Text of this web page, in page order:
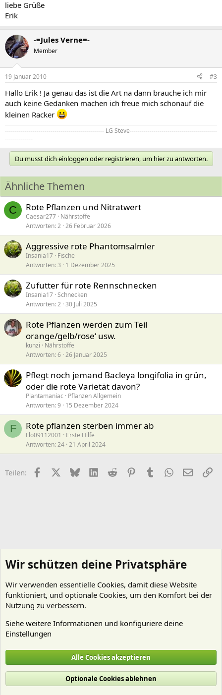
liebe Grüße
Erik
-=Jules Verne=-
Member
19 Januar 2010 #3
Hallo Erik ! Ja genau das ist die Art na dann brauche ich mir
auch keine Gedanken machen ich freue mich schonauf die
kleinen Racker
-------------------------------------------------- LG Steve--------------------------------------------
--------------
Du musst dich einloggen oder registrieren, um hier zu antworten.
Ähnliche Themen
C Rote Pflanzen und Nitratwert
Caesar277 Nährstoffe
Antworten 2 26 Februar 2026
Aggressive rote Phantomsalmler
Insania17 Fische
Antworten 3 1 Dezember 2025
Zufutter für rote Rennschnecken
Insania17 Schnecken
Antworten 2 30 Juli 2025
Rote Pflanzen werden zum Teil
orange/gelb/rose‘ usw.
kunzi
Nährstoffe
Antworten 6 26 Januar 2025
Pflegt noch jemand Bacleya longifolia in grün,
oder die rote Varietät davon?
Plantamaniac
Pflanzen Allgemein
Antworten 9 15 Dezember 2024
F Rote pflanzen sterben immer ab
Flo09112001
Erste Hilfe
Antworten 24 21 April 2024
Teilen: FacebookX (Twitter)
BlueskyLinkedIn
Reddit PinterestTumblr WhatsApp
E-Mail
Cookies
Deutsch (Du)
Nutzungsbedingungen
Datenschutz Hilfe und Impressum
R
Wir schützen deine Privatsphäre
Wir verwenden essentielle Cookies, damit diese Website
funktioniert, und optionale Cookies, um den Komfort bei der
Nutzung zu verbessern.
Siehe weitere Informationen und konfiguriere deine
Einstellungen
Alle Cookies akzeptieren
Optionale Cookies ablehnen